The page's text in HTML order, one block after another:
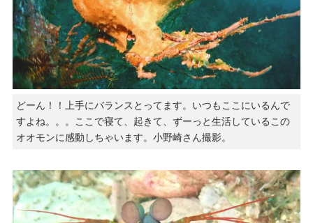
どーん！！上手にバランスとってます。いつもここにいるんで
すよね。。。ここで寝て、起きて、ずーっと生活しているこの
オオモンに感動しちゃいます。小野崎さん撮影。